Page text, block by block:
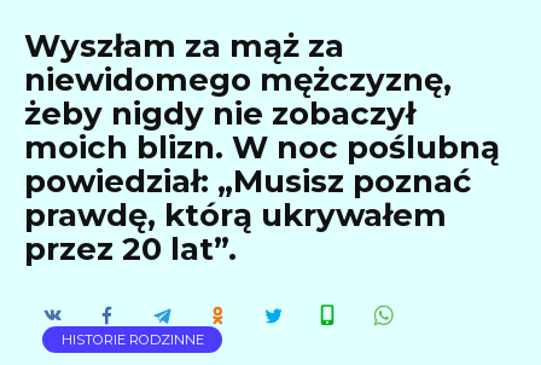
Wyszłam za mąż za
niewidomego mężczyznę,
żeby nigdy nie zobaczył
moich blizn. W noc poślubną
powiedział: „Musisz poznać
prawdę, którą ukrywałem
przez 20 lat”.
HISTORIE RODZINNE